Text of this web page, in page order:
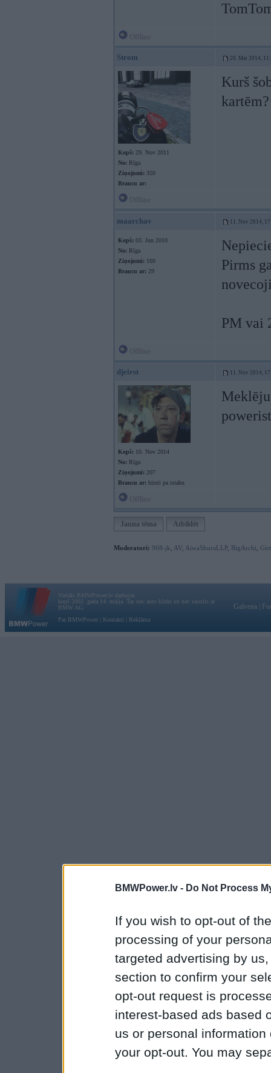
BMWPower.lv - Do Not Process
If you wish to opt-out of
processing of your
targeted advertising by
section to confirm your
opt-out request is
interest-based ads based
us or personal
your opt-out. You may
Strom 20. Mar 2014,
Kopš: 29. Nov 2011
No: Rīga
Ziņojumi: 350
Braucu ar:
Kurš
kartēm?
maarchav 11. Nov 2014,
Kopš: 03. Jun 2010
No: Rīga
Ziņojumi: 160
Braucu ar: 29
Pirms
PM vai
djeirst 11. Nov 2014,
Kopš: 10. Nov 2014
No: Rīga
Ziņojumi: 207
Braucu ar: birsti pa istabu
Jauna tēma Atbildēt
Moderatori: 968-jk AV AiwaShuraLLP, BigArchi
Vortāls BMWPower.lv darbojas
kopš 2002. gada 14. maija. Tas nav auto klubs un nav saistīts ar
BMW AG.
Par BMWPower
Kontakti Reklāma
Galvena